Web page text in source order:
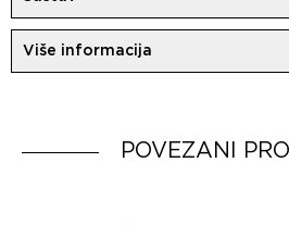
Više informacija
POVEZANI